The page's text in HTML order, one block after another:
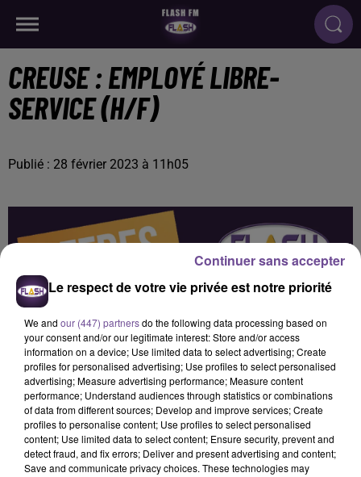
CREUSE : EMPLOYÉ LIBRE-
SERVICE (H/F)
Publié : 28 février 2023 à 11h05
Un magasin de la Souterraine recherche un employé libre-
service rayon fruits & légumes (H/F). Vous approvisionnez
votre rayon en respectant les implantations. Vous vous
assurez de la lisibilité de l'information et de la mise en valeur
des produits. Vous assurez les rotations des produits pour
Le respect de votre vie privée est notre priorité
We and our (447) partnersdo the following data processing based on
your consent and/or our legitimate interest: Store and/or access
information on a device; Use limited data to select advertising; Create
profiles for personalised advertising; Use profiles to select personalised
advertising; Measure advertising performance; Measure content
performance; Understand audiences through statistics or combinations
of data from different sources; Develop and improve services; Create
profiles to personalise content; Use profiles to select personalised
content; Use limited data to select content; Ensure security, prevent and
detect fraud, and fix errors; Deliver and present advertising and content;
Save and communicate privacy choices. These technologies may
Continuer sans accepter